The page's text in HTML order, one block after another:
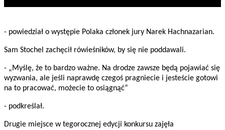
- powiedział o występie Polaka członek jury Narek Hachnazarian.
Sam Stochel zachęcił rówieśników, by się nie poddawali.
- „Myślę, że to bardzo ważne. Na drodze zawsze będą pojawiać się
wyzwania, ale jeśli naprawdę czegoś pragniecie i jesteście gotowi
na to pracować, możecie to osiągnąć”
- podkreślał.
Drugie miejsce w tegorocznej edycji konkursu zajęła